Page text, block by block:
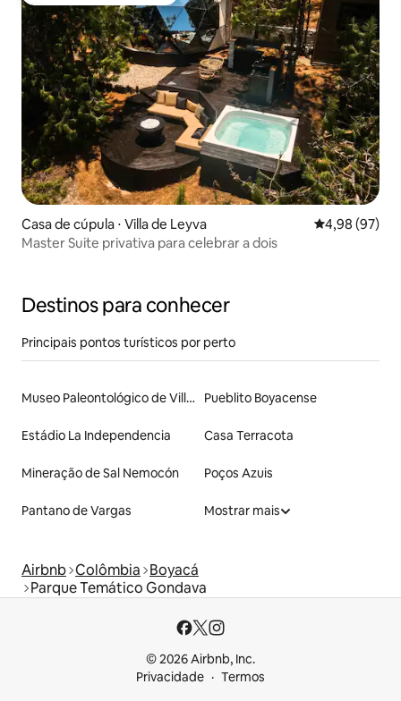
Casa de cúpula ⋅ Villa de Leyva 4,98 de uma
4,98 (97)
Master Suite privativa para celebrar a dois
Destinos para conhecer
Principais pontos turísticos por perto
Museo Paleontológico de Villa de Leyva Pueblito Boyacense
Estádio La Independencia Casa Terracota
Mineração de Sal Nemocón Poços Azuis
Pantano de Vargas Mostrar mais
Airbnb Colômbia Boyacá
Parque Temático Gondava
© 2026 Airbnb, Inc.
Privacidade
Termos